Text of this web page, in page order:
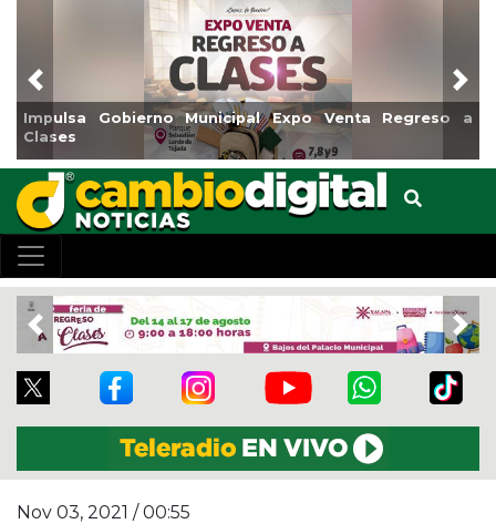
Impulsa Gobierno Municipal Expo Venta Regreso a
Clases
Previous
Previous
Nov 03, 2021 / 00:55